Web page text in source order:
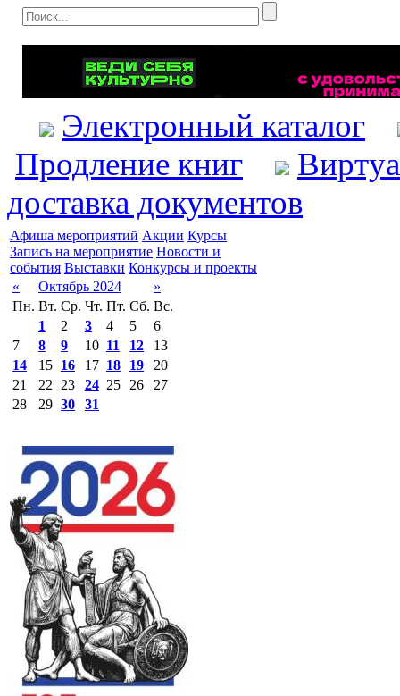
Электронный каталог
Продление книг
доставка документов
Афиша мероприятий Акции Курсы
Запись на мероприятие Новости и
события Выставки Конкурсы и проекты
«
Октябрь 2024
»
Пн. Вт. Ср. Чт. Пт. Сб. Вс.
1
2 3 4 5
6
7
8 9 10 11 12
13
14
15 16 17 18 19
20
21
22 23 24 25 26
27
28
29 30 31